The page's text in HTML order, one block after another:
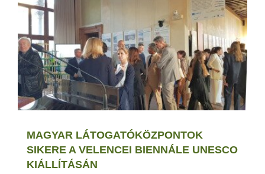
MAGYAR LÁTOGATÓKÖZPONTOK
SIKERE A VELENCEI BIENNÁLE UNESCO
KIÁLLÍTÁSÁN